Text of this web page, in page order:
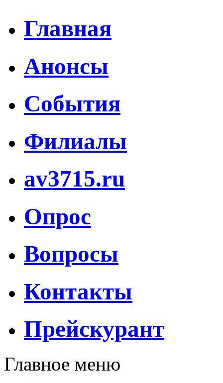
Главная
Анонсы
События
Филиалы
av3715.ru
Опрос
Вопросы
Контакты
Прейскурант
Главное меню